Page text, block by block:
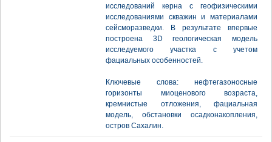
исследований керна с геофизическими
исследованиями скважин и материалами
сейсморазведки. В результате впервые
построена 3D геологическая модель
исследуемого участка с учетом
фациальных особенностей.
Ключевые слова: нефтегазоносные
горизонты миоценового возраста,
кремнистые отложения, фациальная
модель, обстановки осадконакопления,
остров Сахалин.